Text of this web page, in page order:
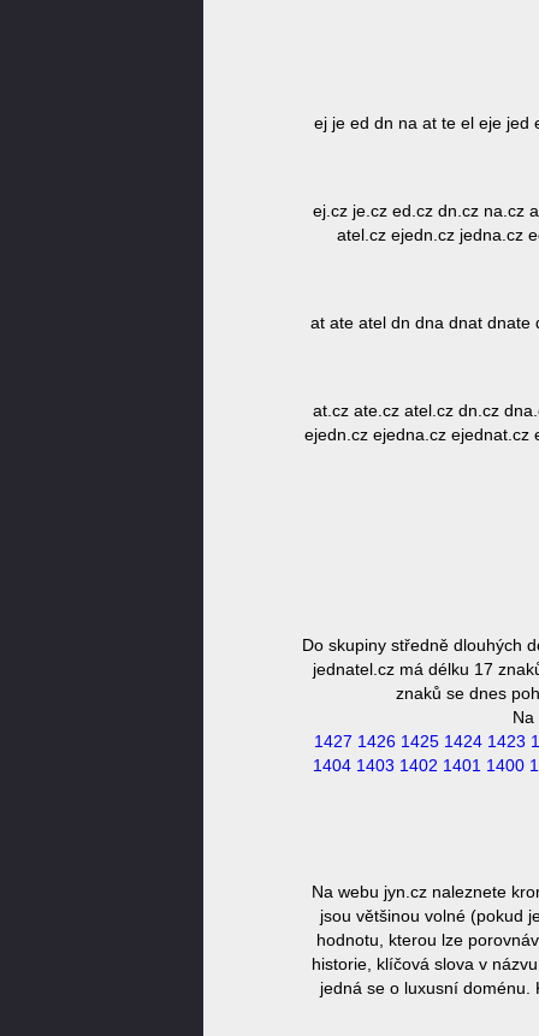
ej je ed dn na at te el eje jed
ej.cz je.cz ed.cz dn.cz na.cz
atel.cz ejedn.cz jedna.cz
at ate atel dn dna dnat dnate
at.cz ate.cz atel.cz dn.cz
ejedn.cz ejedna.cz ejednat.cz
Do skupiny středně dlouhých
jednatel.cz má délku 17
znaků se dnes
Na
1427 1426 1425 1424 1423
1404 1403 1402 1401 1400
Na webu jyn.cz naleznete
jsou většinou volné (pokud
hodnotu, kterou lze
historie, klíčová slova v
jedná se o luxusní doménu.